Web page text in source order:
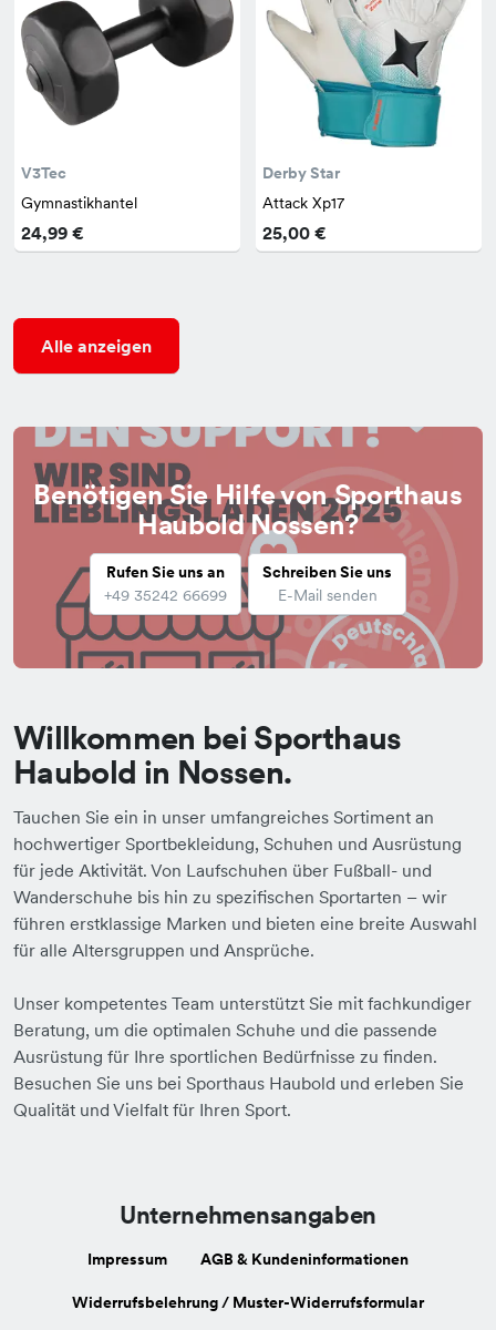
V3Tec
Gymnastikhantel
24,99 €
Derby Star
Attack Xp17
25,00 €
Alle anzeigen
Benötigen Sie Hilfe von Sporthaus
Haubold Nossen?
Rufen Sie uns an
+49 35242 66699
Schreiben Sie uns
E-Mail senden
Willkommen bei Sporthaus
Haubold in Nossen.
Tauchen Sie ein in unser umfangreiches Sortiment an
hochwertiger Sportbekleidung, Schuhen und Ausrüstung
für jede Aktivität. Von Laufschuhen über Fußball- und
Wanderschuhe bis hin zu spezifischen Sportarten – wir
führen erstklassige Marken und bieten eine breite Auswahl
für alle Altersgruppen und Ansprüche.
Unser kompetentes Team unterstützt Sie mit fachkundiger
Beratung, um die optimalen Schuhe und die passende
Ausrüstung für Ihre sportlichen Bedürfnisse zu finden.
Besuchen Sie uns bei Sporthaus Haubold und erleben Sie
Qualität und Vielfalt für Ihren Sport.
Unternehmensangaben
Impressum AGB & Kundeninformationen
Widerrufsbelehrung / Muster-Widerrufsformular